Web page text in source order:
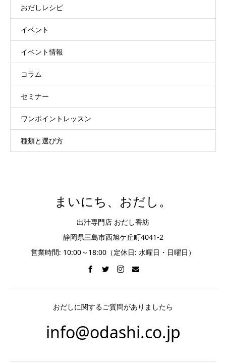
おだしレシピ
イベント
イベント情報
コラム
セミナー
ワンポイントレッスン
種類と選び方
まいにち、おだし。
出汁専門店 おだし香紡
静岡県三島市西旭ケ丘町4041-2
営業時間: 10:00～18:00（定休日: 水曜日・日曜日）
おだしに関するご質問がありましたら
info@odashi.co.jp